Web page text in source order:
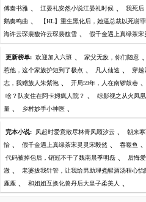
傅秦书雅 、 江晏礼安然小说江晏礼时候 、 我死后
鹅奏鸣曲 、 【HL】重生黑化后，她逼总裁以死谢
海许云琛裴馥许云琛裴馥雪 、 假千金遇上真绿茶宋
更新榜单: 欢迎加入六班 、 家父无敌，你们随意 、
惹他，这个家族护短到了极点 、 凡人仙途 、 穿越
志，我赠族人朱紫袍 、 开局59年，人在南锣鼓巷 、
啥？队友住在阿卡姆疯人院？ 、 综影视之从火凤
量 、 乡村妙手小神医 、
完本小说: 风起时爱意散尽林青风顾汐云 、 朝来
怡 、 假千金遇上真绿茶宋灵灵宋毅然 、 吞噬鱼 、
代码被掉包后，销冠不干了魏南晨季明磊 、 后悔
澈 、 老婆拔我针管，让我给男助理煮醒酒汤程心怡
鹿鹿 、 和姐姐互换化兽丹后大皇子柔美人 、